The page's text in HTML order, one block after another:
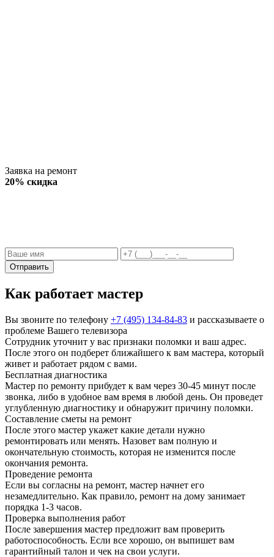
Заявка на ремонт
20% скидка
Отправить
Как работает мастер
Вы звоните по телефону +7 (495) 134-84-83 и рассказываете о
проблеме Вашего телевизора
Сотрудник уточнит у вас признаки поломки и ваш адрес.
После этого он подберет ближайшего к вам мастера, который
живет и работает рядом с вами.
Бесплатная диагностика
Мастер по ремонту прибудет к вам через 30-45 минут после
звонка, либо в удобное вам время в любой день. Он проведет
углубленную диагностику и обнаружит причину поломки.
Составление сметы на ремонт
После этого мастер укажет какие детали нужно
ремонтировать или менять. Назовет вам полную и
окончательную стоимость, которая не изменится после
окончания ремонта.
Проведение ремонта
Если вы согласны на ремонт, мастер начнет его
незамедлительно. Как правило, ремонт на дому занимает
порядка 1-3 часов.
Проверка выполнения работ
После завершения мастер предложит вам проверить
работоспособность. Если все хорошо, он выпишет вам
гарантийный талон и чек на свои услуги.